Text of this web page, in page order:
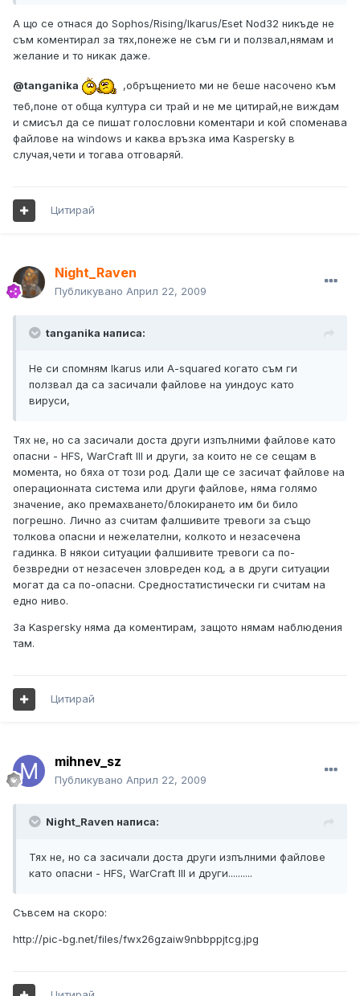
А що се отнася до Sophos/Rising/Ikarus/Eset Nod32 никъде не
съм коментирал за тях,понеже не съм ги и ползвал,нямам и
желание и то никак даже.
@tanganika
,обръщението ми не беше насочено към
теб,поне от обща култура си трай и не ме цитирай,не виждам
и смисъл да се пишат голословни коментари и кой споменава
файлове на windows и каква връзка има Kaspersky в
случая,чети и тогава отговаряй.
Цитирай
Night_Raven
Публикувано Април 22, 2009
tanganika написа:
Не си спомням Ikarus или A-squared когато съм ги
ползвал да са засичали файлове на уиндоус като
вируси,
Тях не, но са засичали доста други изпълними файлове като
опасни - HFS, WarCraft III и други, за които не се сещам в
момента, но бяха от този род. Дали ще се засичат файлове на
операционната система или други файлове, няма голямо
значение, ако премахването/блокирането им би било
погрешно. Лично аз считам фалшивите тревоги за също
толкова опасни и нежелателни, колкото и незасечена
гадинка. В някои ситуации фалшивите тревоги са по-
безвредни от незасечен зловреден код, а в други ситуации
могат да са по-опасни. Средностатистически ги считам на
едно ниво.
За Kaspersky няма да коментирам, защото нямам наблюдения
там.
Цитирай
mihnev_sz
Публикувано Април 22, 2009
Night_Raven написа:
Тях не, но са засичали доста други изпълними файлове
като опасни - HFS, WarCraft III и други..........
Съвсем на скоро:
http://pic-bg.net/files/fwx26gzaiw9nbbppjtcg.jpg